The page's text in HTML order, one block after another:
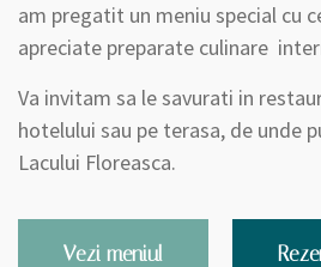
am pregatit un meniu special cu
apreciate preparate culinare
Va invitam sa le savurati in
hotelului sau pe terasa, de unde
Lacului Floreasca.
Vezi meniul